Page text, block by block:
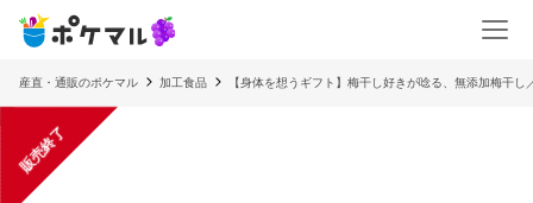
産直・通販のポケマル 加工食品 【身体を想うギフト】梅干し好きが唸る、無添加梅干
販売終了